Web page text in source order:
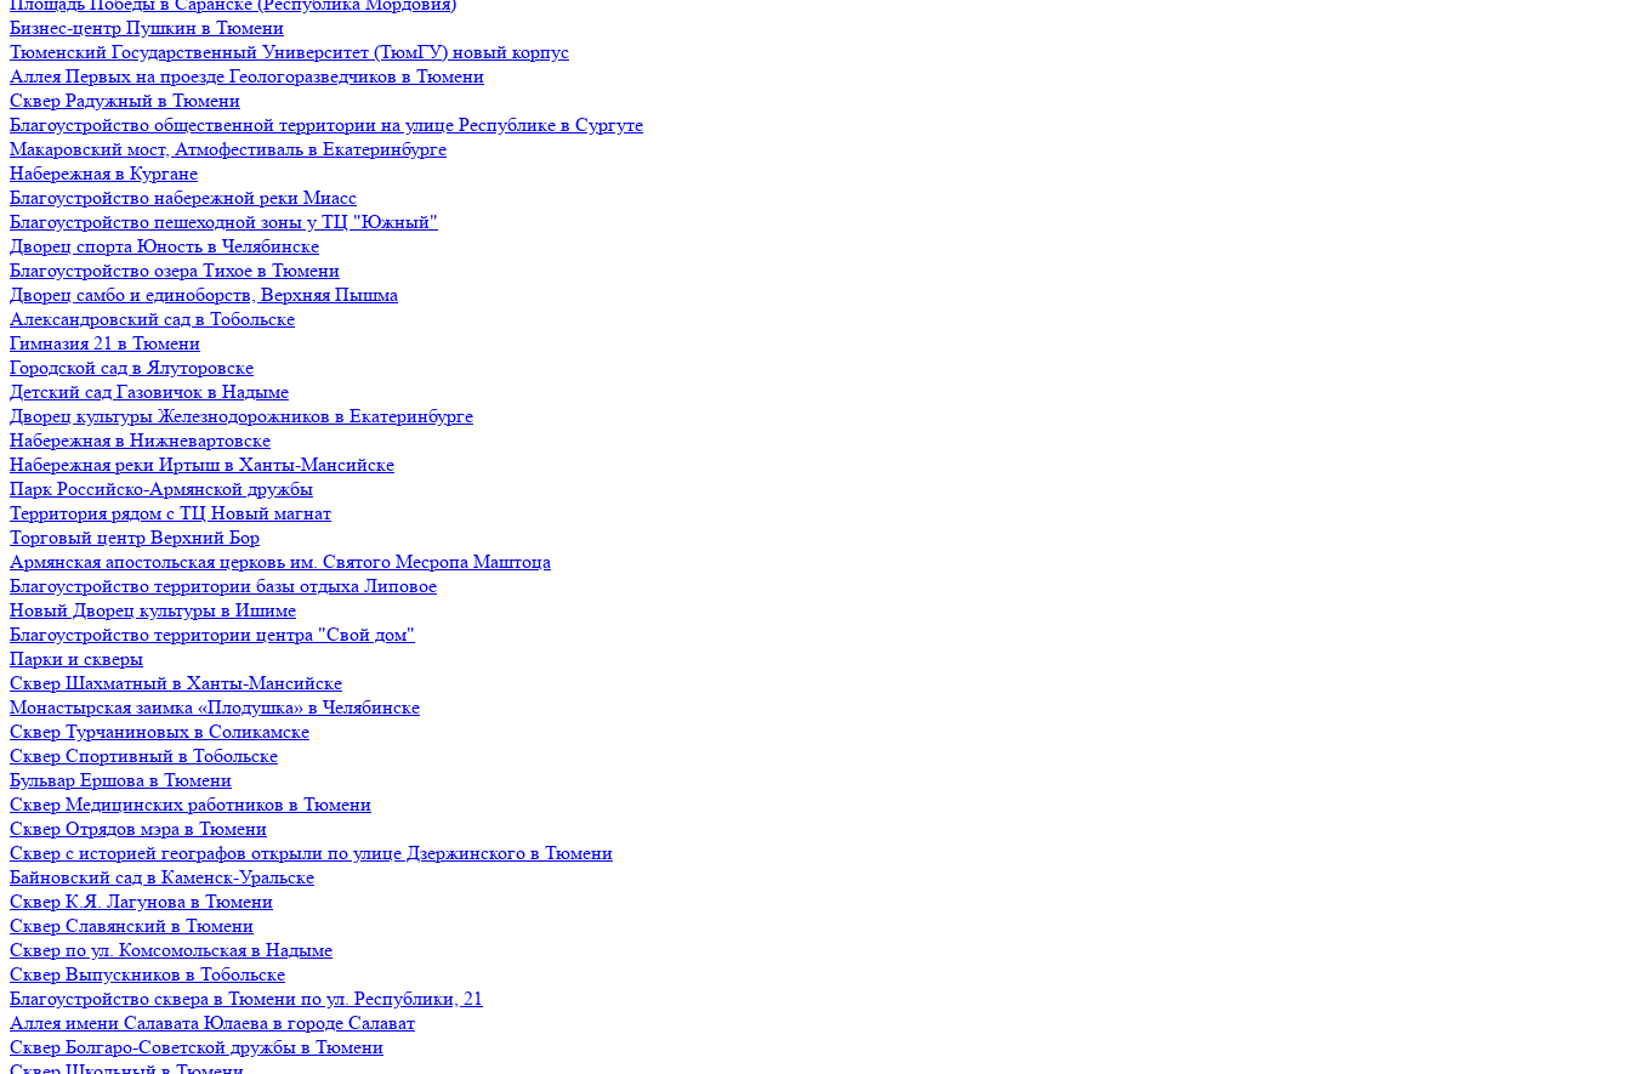
Бизнес-центр Пушкин в Тюмени
Тюменский Государственный Университет (ТюмГУ) новый корпус
Аллея Первых на проезде Геологоразведчиков в Тюмени
Сквер Радужный в Тюмени
Благоустройство общественной территории на улице Республике в Сургуте
Макаровский мост, Атмофестиваль в Екатеринбурге
Набережная в Кургане
Благоустройство набережной реки Миасс
Благоустройство пешеходной зоны у ТЦ "Южный"
Дворец спорта Юность в Челябинске
Благоустройство озера Тихое в Тюмени
Дворец самбо и единоборств, Верхняя Пышма
Александровский сад в Тобольске
Гимназия 21 в Тюмени
Городской сад в Ялуторовске
Детский сад Газовичок в Надыме
Дворец культуры Железнодорожников в Екатеринбурге
Набережная в Нижневартовске
Набережная реки Иртыш в Ханты-Мансийске
Парк Российско-Армянской дружбы
Территория рядом с ТЦ Новый магнат
Торговый центр Верхний Бор
Армянская апостольская церковь им. Святого Месропа Маштоца
Благоустройство территории базы отдыха Липовое
Нoвый Двoрeц культуры в Ишимe
Благоустройство территории центра "Свой дом"
Парки и скверы
Сквер Шахматный в Ханты-Мансийске
Монастырская заимка «Плодушка» в Челябинске
Сквер Турчаниновых в Соликамске
Сквер Спортивный в Тобольске
Бульвар Ершова в Тюмени
Сквер Медицинских работников в Тюмени
Сквер Отрядов мэра в Тюмени
Сквер с историей географов открыли по улице Дзержинского в Тюмени
Байновский сад в Каменск-Уральске
Сквер К.Я. Лагунова в Тюмени
Сквер Славянский в Тюмени
Сквер по ул. Комсомольская в Надыме
Сквер Выпускников в Тобольске
Благоустройство сквера в Тюмени по ул. Республики, 21
Аллея имени Салавата Юлаева в городе Салават
Сквер Болгаро-Советской дружбы в Тюмени